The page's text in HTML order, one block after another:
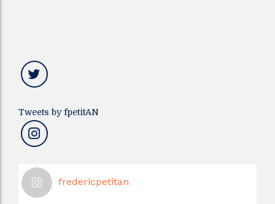
Tweets by fpetitAN
fredericpetitan